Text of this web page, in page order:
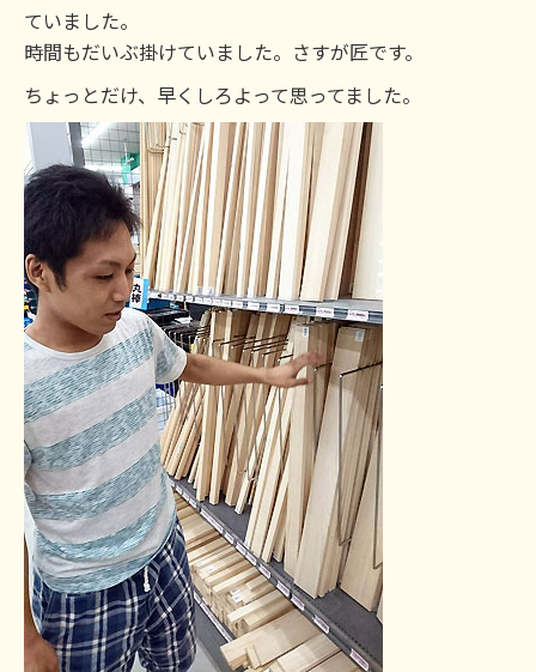
ていました。
時間もだいぶ掛けていました。さすが匠です。
ちょっとだけ、早くしろよって思ってました。